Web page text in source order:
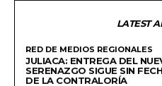
LATEST
RED DE MEDIOS REGIONALES
JULIACA: ENTREGA DEL
SERENAZGO SIGUE SIN
DE LA CONTRALORÍA